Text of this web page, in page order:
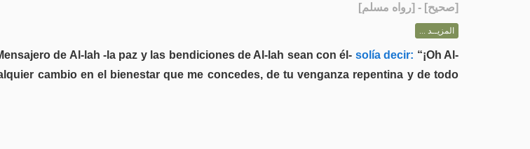
[صحيح] - [رواه مسلم]
المزيــد ...
de Al-lah -la paz y las bendiciones de Al-lah sean con él- solía decir: “¡Oh Al-
cambio en el bienestar que me concedes, de tu venganza repentina y de todo